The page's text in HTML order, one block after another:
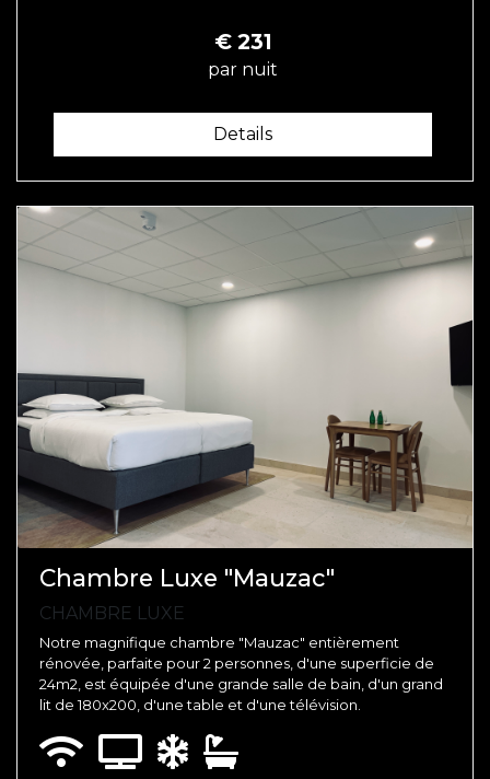
€ 231
par nuit
Details
Chambre Luxe "Mauzac"
CHAMBRE LUXE
Notre magnifique chambre "Mauzac" entièrement
rénovée, parfaite pour 2 personnes, d'une superficie de
24m2, est équipée d'une grande salle de bain, d'un grand
lit de 180x200, d'une table et d'une télévision.